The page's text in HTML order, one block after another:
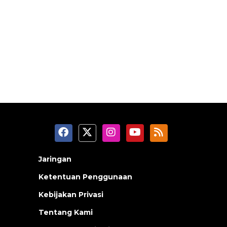
Jaringan
Ketentuan Penggunaan
Kebijakan Privasi
Tentang Kami